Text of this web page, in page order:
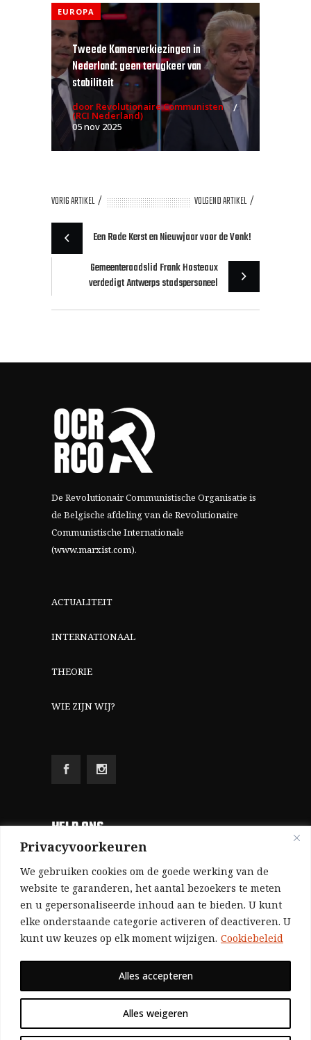
Privacyvoorkeuren
We gebruiken cookies om de goede werking van de
website te garanderen, het aantal bezoekers te meten
en u gepersonaliseerde inhoud aan te bieden. U kunt
elke onderstaande categorie activeren of deactiveren. U
kunt uw keuzes op elk moment wijzigen. Cookiebeleid
Alles weigeren
Alles accepteren
EUROPA
Tweede Kamerverkiezingen in
Nederland: geen terugkeer van
stabiliteit
door Revolutionaire Communisten
(RCI Nederland)
05 nov 2025
VORIG ARTIKEL VOLGEND ARTIKEL
Een Rode Kerst en Nieuwjaar voor de Vonk!
Gemeenteraadslid Frank Hosteaux
verdedigt Antwerps stadspersoneel
De Revolutionair Communistische Organisatie is
de Belgische afdeling vande Revolutionaire
Communistische Internationale
(www.marxist.com).
ACTUALITEIT
INTERNATIONAAL
THEORIE
WIE ZIJN WIJ?
HELP ONS
Aangezien we volledig zelf gefinancierd zijn
(zonder subsidies, zonder commerciële
advertenties en zonder rijke sponsors), zijn we
voor de publicatie van ons tijdschrift uitsluitend
afhankelijk van de financiële steun van onze
Bij voorbaat dank voor uw solidariteit.